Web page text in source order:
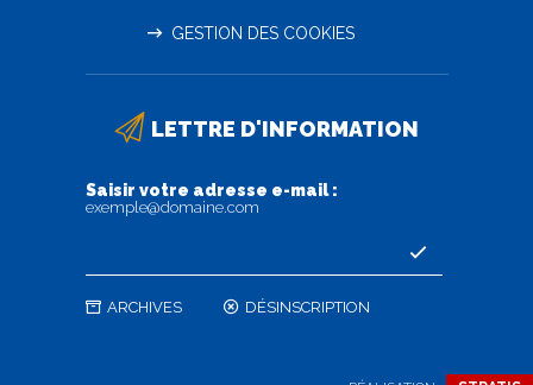
GESTION DES COOKIES
LETTRE D'INFORMATION
Saisir votre adresse e-mail :
exemple@domaine.com
ARCHIVES DÉSINSCRIPTION